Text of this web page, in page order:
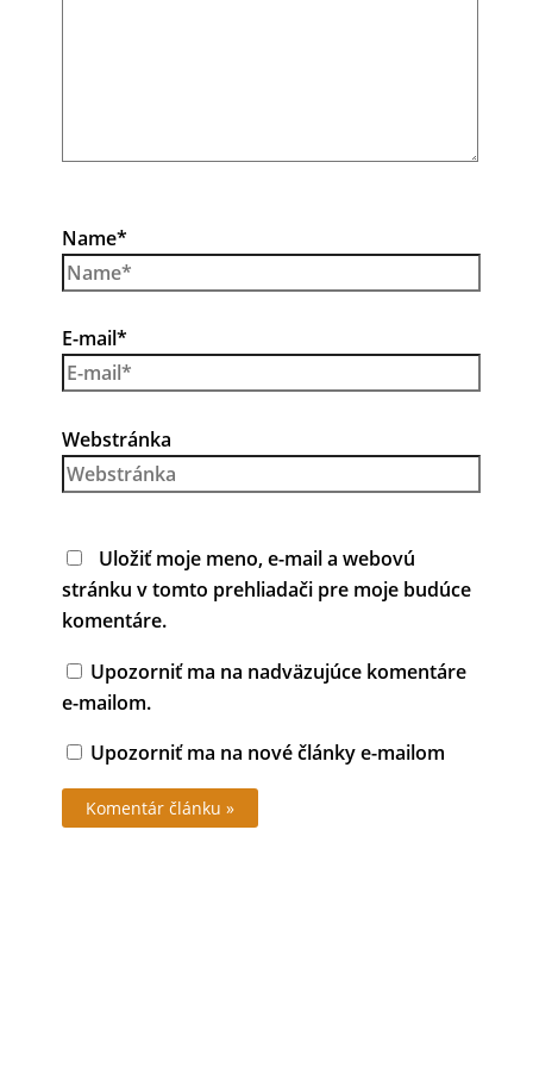
Name*
E-mail*
Webstránka
Uložiť moje meno, e-mail a webovú
stránku v tomto prehliadači pre moje budúce
komentáre.
Upozorniť ma na nadväzujúce komentáre
e-mailom.
Upozorniť ma na nové články e-mailom